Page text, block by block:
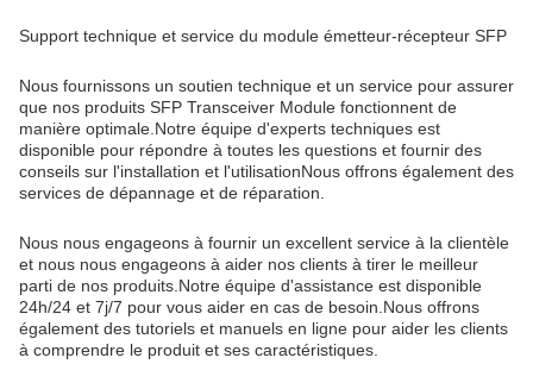
Support technique et service du module émetteur-récepteur SFP
Nous fournissons un soutien technique et un service pour assurer
que nos produits SFP Transceiver Module fonctionnent de
manière optimale.Notre équipe d'experts techniques est
disponible pour répondre à toutes les questions et fournir des
conseils sur l'installation et l'utilisationNous offrons également des
services de dépannage et de réparation.
Nous nous engageons à fournir un excellent service à la clientèle
et nous nous engageons à aider nos clients à tirer le meilleur
parti de nos produits.Notre équipe d'assistance est disponible
24h/24 et 7j/7 pour vous aider en cas de besoin.Nous offrons
également des tutoriels et manuels en ligne pour aider les clients
à comprendre le produit et ses caractéristiques.